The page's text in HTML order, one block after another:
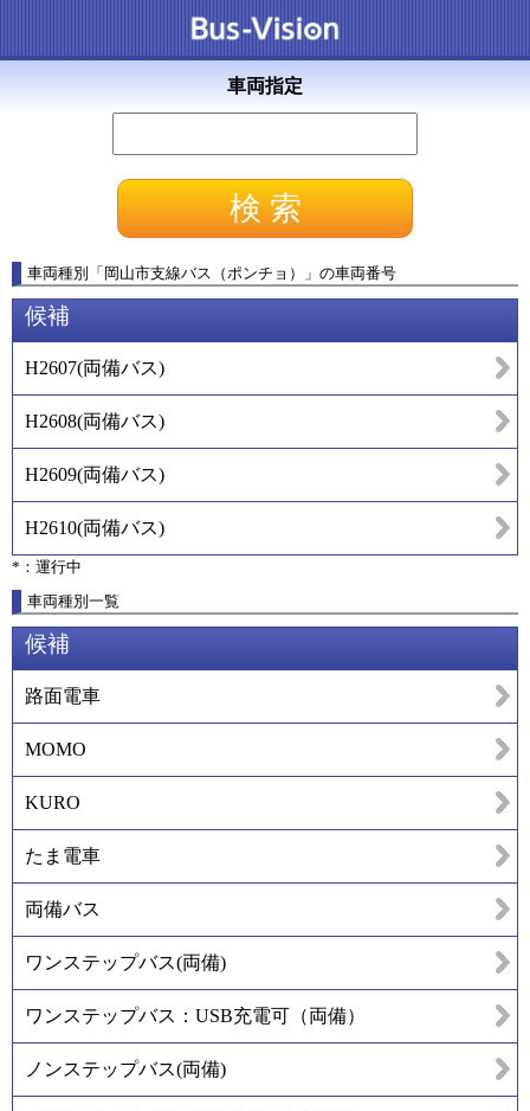
車両指定
車両種別 「 岡山市支線バス（ポンチョ） 」 の車両番号
候補
H2607(両備バス)
H2608(両備バス)
H2609(両備バス)
H2610(両備バス)
*：運行中
車両種別一覧
候補
路面電車
MOMO
KURO
たま電車
両備バス
ワンステップバス(両備)
ワンステップバス：USB充電可（両備）
ノンステップバス(両備)